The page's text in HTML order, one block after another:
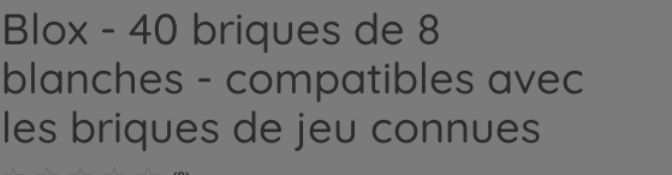
Blox - 40 briques de 8
blanches - compatibles avec
les briques de jeu connues